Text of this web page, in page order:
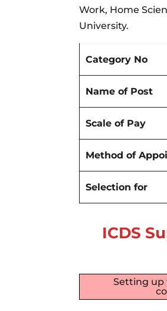
Work, Home
University.
Category No
Name of Post
Scale of Pay
Method of
Selection for
ICDS
Setting up